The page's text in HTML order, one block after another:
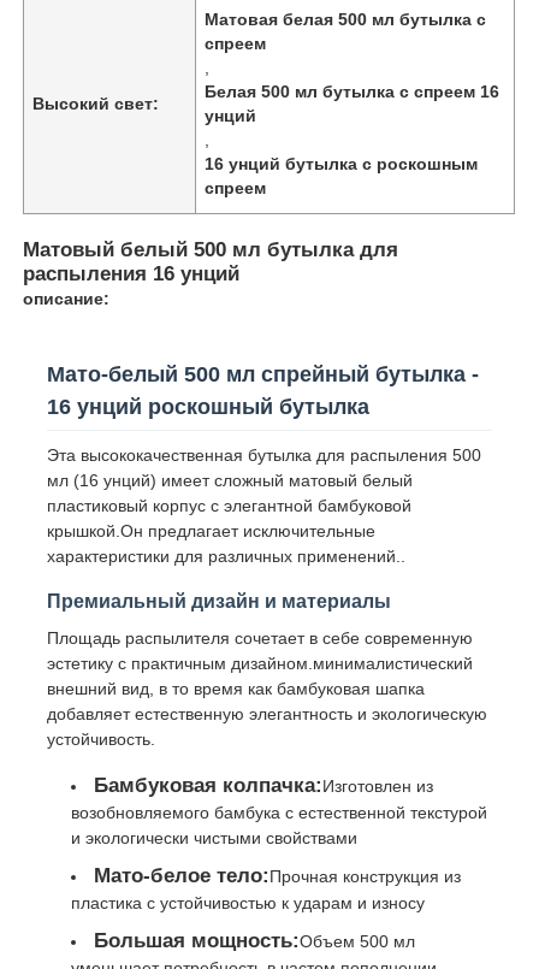
Главная страница
Продукция
О Компании
Высокий свет:
Матовая белая 500 мл бутылка с
спреем
Белая 500 мл бутылка с спреем 16
унций
16 унций бутылка с роскошным
спреем
Матовый белый 500 мл бутылка для
распыления 16 унций
описание:
Мато-белый 500 мл спрейный бутылка -
16 унций роскошный бутылка
Эта высококачественная бутылка для распыления 500
мл (16 унций) имеет сложный матовый белый
пластиковый корпус с элегантной бамбуковой
крышкой.Он предлагает исключительные
характеристики для различных применений..
Премиальный дизайн и материалы
Площадь распылителя сочетает в себе современную
эстетику с практичным дизайном.минималистический
внешний вид, в то время как бамбуковая шапка
добавляет естественную элегантность и экологическую
устойчивость.
Бамбуковая колпачка:Изготовлен из
возобновляемого бамбука с естественной текстурой
и экологически чистыми свойствами
Мато-белое тело:Прочная конструкция из
пластика с устойчивостью к ударам и износу
Большая мощность:Объем 500 мл